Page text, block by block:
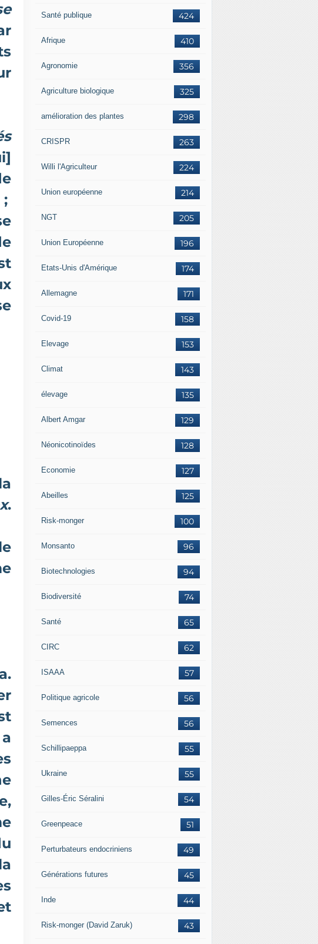
;
.
424
Santé publique
410
Afrique
356
Agronomie
325
Agriculture biologique
298
amélioration des plantes
263
CRISPR
224
Willi l'Agriculteur
214
Union européenne
205
NGT
196
Union Européenne
174
Etats-Unis d'Amérique
171
Allemagne
158
Covid-19
153
Elevage
143
Climat
135
élevage
129
Albert Amgar
128
Néonicotinoïdes
127
Economie
125
Abeilles
100
Risk-monger
96
Monsanto
94
Biotechnologies
74
Biodiversité
65
Santé
62
CIRC
57
ISAAA
56
Politique agricole
56
Semences
55
Schillipaeppa
55
Ukraine
54
Gilles-Éric Séralini
51
Greenpeace
49
Perturbateurs endocriniens
45
Générations futures
44
Inde
43
Risk-monger (David Zaruk)